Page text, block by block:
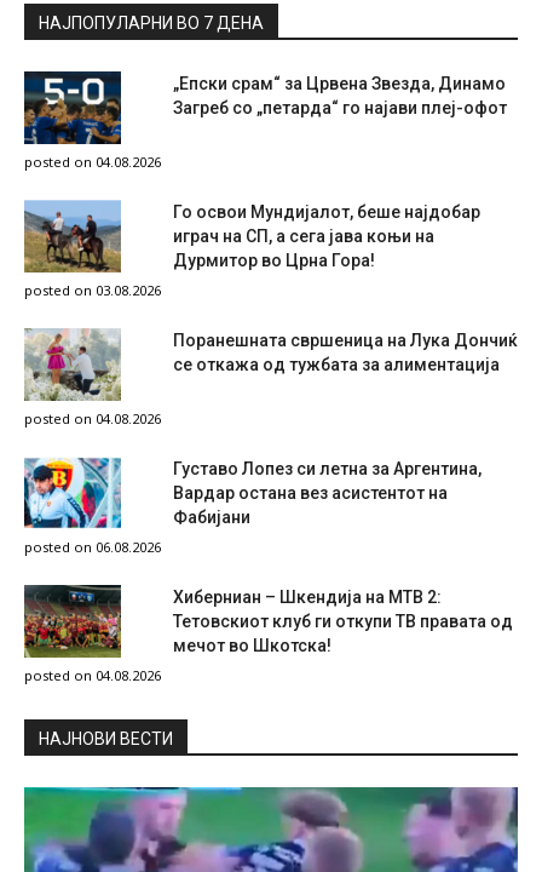
НАЈПОПУЛАРНИ ВО 7 ДЕНА
„Епски срам“ за Црвена Звезда, Динамо
Загреб со „петарда“ го најави плеј-офот
posted on 04.08.2026
Го освои Мундијалот, беше најдобар
играч на СП, а сега јава коњи на
Дурмитор во Црна Гора!
posted on 03.08.2026
Поранешната свршеница на Лука Дончиќ
се откажа од тужбата за алиментација
posted on 04.08.2026
Густаво Лопез си летна за Аргентина,
Вардар остана вез асистентот на
Фабијани
posted on 06.08.2026
Хиберниан – Шкендија на МТВ 2:
Тетовскиот клуб ги откупи ТВ правата од
мечот во Шкотска!
posted on 04.08.2026
НAЈНОВИ ВЕСТИ